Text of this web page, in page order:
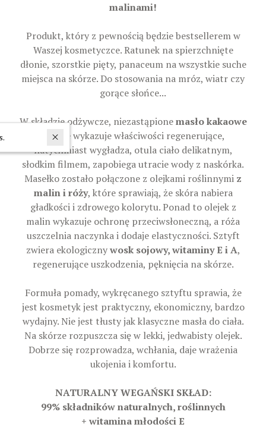
malinami!
Produkt, który z pewnością będzie bestsellerem w
Waszej kosmetyczce. Ratunek na spierzchnięte
dłonie, szorstkie pięty, panaceum na wszystkie suche
miejsca na skórze. Do stosowania na mróz, wiatr czy
gorące słońce...
W składzie odżywcze, niezastąpionemasło kakaowe
- które wykazuje właściwości regenerujące,
natychmiast wygładza, otula ciało delikatnym,
słodkim filmem, zapobiega utracie wody z naskórka.
Masełko zostało połączone z olejkami roślinnymi z
malin i róży, które sprawiają, że skóra nabiera
gładkości i zdrowego kolorytu. Ponad to olejek z
malin wykazuje ochronę przeciwsłoneczną, a róża
uszczelnia naczynka i dodaje elastyczności. Sztyft
zwiera ekologicznywosk sojowy, witaminy E i A,
regenerujące uszkodzenia, pęknięcia na skórze.
Formuła pomady, wykręcanego sztyftu sprawia, że
jest kosmetyk jest praktyczny, ekonomiczny, bardzo
wydajny. Nie jest tłusty jak klasyczne masła do ciała.
Na skórze rozpuszcza się w lekki, jedwabisty olejek.
Dobrze się rozprowadza, wchłania, daje wrażenia
ukojenia i komfortu.
NATURALNY WEGAŃSKI SKŁAD:
99% składników naturalnych, roślinnych
+ witamina młodości E
In last 30 days interested in the product71 persons.